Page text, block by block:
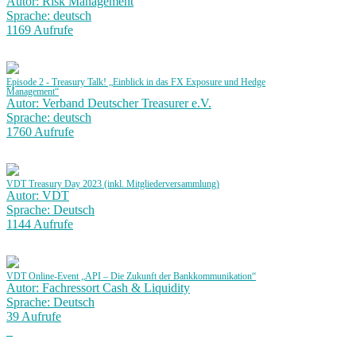
Sprache: deutsch
1169 Aufrufe
Episode 2 - Treasury Talk! „Einblick in das FX Exposure und Hedge
Management“
Autor: Verband Deutscher Treasurer e.V.
Sprache: deutsch
1760 Aufrufe
VDT Treasury Day 2023 (inkl. Mitgliederversammlung)
Autor: VDT
Sprache: Deutsch
1144 Aufrufe
VDT Online-Event „API – Die Zukunft der Bankkommunikation“
Autor: Fachressort Cash & Liquidity
Sprache: Deutsch
39 Aufrufe